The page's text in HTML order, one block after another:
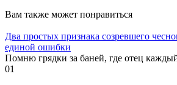
Вам также может понравиться
Два простых признака созревшего
единой ошибки
Помню грядки за баней, где отец
01